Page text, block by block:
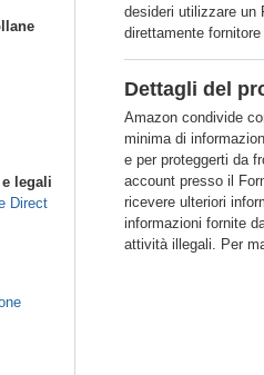
legali
Direct
desideri utilizzare un
direttamente
Dettagli del
Amazon condivide
minima di
e per proteggerti da
account presso il
ricevere ulteriori
informazioni fornite
attività illegali. Per